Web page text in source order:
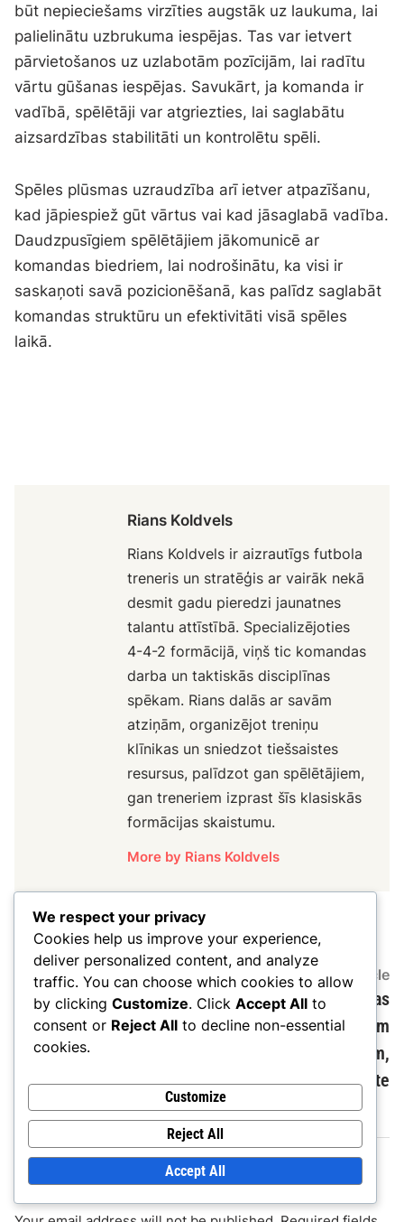
būt nepieciešams virzīties augstāk uz laukuma, lai
palielinātu uzbrukuma iespējas. Tas var ietvert
pārvietošanos uz uzlabotām pozīcijām, lai radītu
vārtu gūšanas iespējas. Savukārt, ja komanda ir
vadībā, spēlētāji var atgriezties, lai saglabātu
aizsardzības stabilitāti un kontrolētu spēli.
Spēles plūsmas uzraudzība arī ietver atpazīšanu,
kad jāpiespiež gūt vārtus vai kad jāsaglabā vadība.
Daudzpusīgiem spēlētājiem jākomunicē ar
komandas biedriem, lai nodrošinātu, ka visi ir
saskaņoti savā pozicionēšanā, kas palīdz saglabāt
komandas struktūru un efektivitāti visā spēles
laikā.
Rians Koldvels
Rians Koldvels ir aizrautīgs futbola
treneris un stratēģis ar vairāk nekā
desmit gadu pieredzi jaunatnes
talantu attīstībā. Specializējoties
4-4-2 formācijā, viņš tic komandas
darba un taktiskās disciplīnas
spēkam. Rians dalās ar savām
atziņām, organizējot treniņu
klīnikas un sniedzot tiešsaistes
resursus, palīdzot gan spēlētājiem,
gan treneriem izprast šīs klasiskās
formācijas skaistumu.
More by Rians Koldvels
Post
navigation
Previous Article
Previous
article:
Aizsargi 4-4-2 formācijā:
atbalsta spēle,
aizsardzības pienākumi,
platums
Next Article
4-4-2 formācija: šauras
pret plašām
izkārtojumiem,
stratēģijas, efektivitāte
Leave a Reply
We respect your privacy
Cookies help us improve your experience,
deliver personalized content, and analyze
traffic. You can choose which cookies to allow
by clicking Customize. Click Accept All to
consent or Reject All to decline non-essential
cookies.
Customize
Reject All
Accept All